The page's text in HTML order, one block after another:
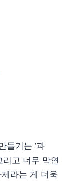
들기는 ‘과
리고 너무 막연
라는 게 더욱